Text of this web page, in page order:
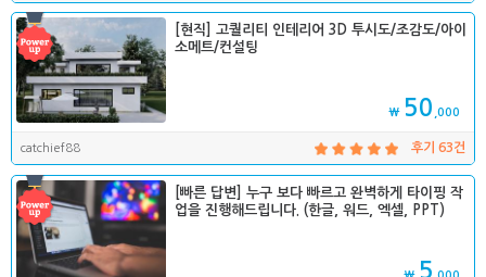
[현직] 고퀄리티 인테리어 3D 투시도/조감도/아이
소메트/컨설팅
₩ 50 ,000
catchief88 후기 63건
[빠른 답변] 누구 보다 빠르고 완벽하게 타이핑 작
업을 진행해드립니다. (한글, 워드, 엑셀, PPT)
5